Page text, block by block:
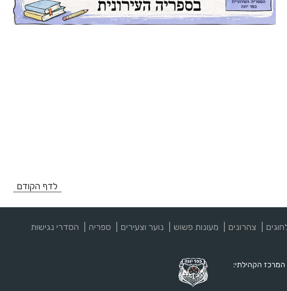
לדף הקודם
צהרונים מעונות פשוש נוער וצעירים ספריה הסדרי נגישות
הקהילתי: